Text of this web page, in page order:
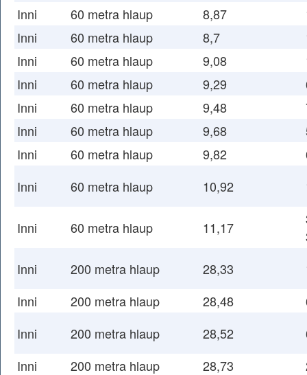
Inni
60 metra hlaup 8,87
Inni
60 metra hlaup 8,7
Inni
60 metra hlaup 9,08
Inni
60 metra hlaup 9,29
Inni
60 metra hlaup 9,48
Inni
60 metra hlaup 9,68
Inni
60 metra hlaup 9,82
Inni
60 metra hlaup 10,92
Inni 60 metra hlaup 11,17
Inni
200 metra hlaup 28,33
Inni
200 metra hlaup 28,48
Inni
200 metra hlaup 28,52
Inni
200 metra hlaup 28,73